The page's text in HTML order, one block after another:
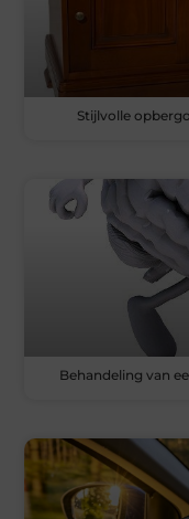
Stijlvolle
Behandeling van